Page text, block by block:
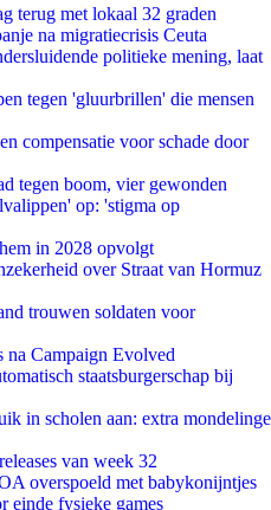
terug met lokaal 32 graden
na migratiecrisis Ceuta
politieke mening, laat
tegen 'gluurbrillen' die mensen
compensatie voor schade door
tegen boom, vier gewonden
op: 'stigma op
in 2028 opvolgt
over Straat van Hormuz
trouwen soldaten voor
na Campaign Evolved
staatsburgerschap bij
in scholen aan: extra mondelinge
van week 32
overspoeld met babykonijntjes
einde fysieke games